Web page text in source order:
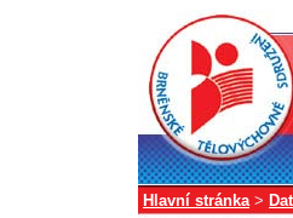
Hlavní stránka>